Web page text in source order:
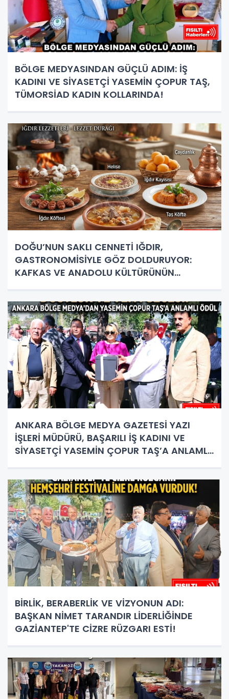
BÖLGE MEDYASINDAN GÜÇLÜ ADIM: İŞ
KADINI VE SİYASETÇİ YASEMİN ÇOPUR TAŞ,
TÜMORSİAD KADIN KOLLARINDA!
DOĞU’NUN SAKLI CENNETİ IĞDIR,
GASTRONOMİSİYLE GÖZ DOLDURUYOR:
KAFKAS VE ANADOLU KÜLTÜRÜNÜN
ANKARA BÖLGE MEDYA GAZETESİ YAZI
İŞLERİ MÜDÜRÜ, BAŞARILI İŞ KADINI VE
SİYASETÇİ YASEMİN ÇOPUR TAŞ’A ANLAMLI
BİRLİK, BERABERLİK VE VİZYONUN ADI:
BAŞKAN NİMET TARANDIR LİDERLİĞİNDE
GAZİANTEP'TE CİZRE RÜZGARI ESTİ!